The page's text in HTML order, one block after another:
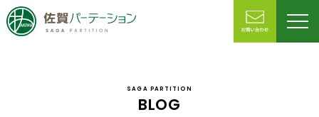
SAGA PARTITION
BLOG